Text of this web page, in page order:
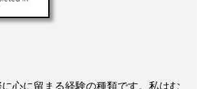
心に留まる経験の種類です。私はむ